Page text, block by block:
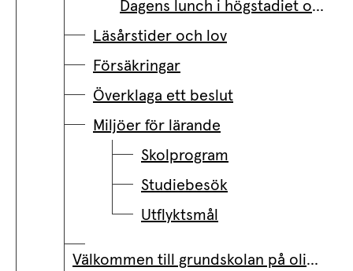
Dagens lunch i högstadiet och gymnasiet
Läsårstider och lov
Försäkringar
Överklaga ett beslut
Miljöer för lärande
Skolprogram
Studiebesök
Utflyktsmål
Välkommen till grundskolan på olika språk